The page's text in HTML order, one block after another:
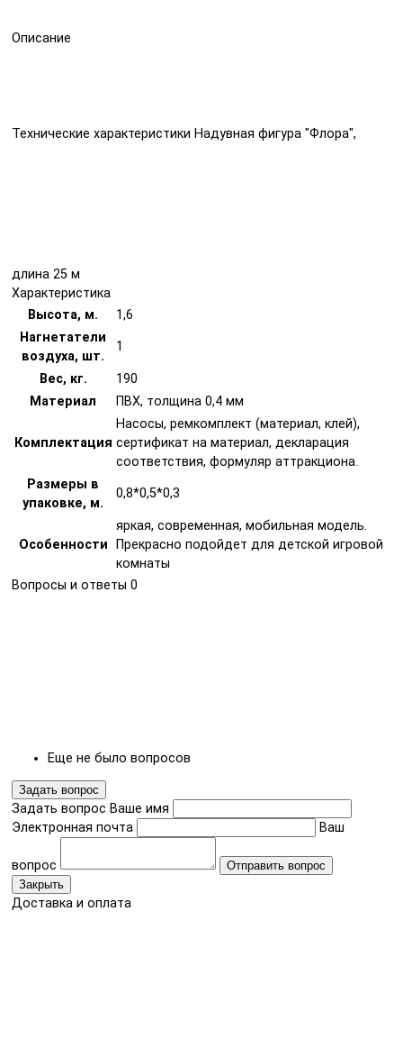
Описание
Технические характеристики Надувная фигура "Флора",
длина 25 м
Характеристика
Высота, м.
1,6
Нагнетатели
воздуха, шт.
1
Вес, кг.
190
Материал
ПВХ, толщина 0,4 мм
Комплектация
Насосы, ремкомплект (материал, клей),
сертификат на материал, декларация
соответствия, формуляр аттракциона.
Размеры в
упаковке, м.
0,8*0,5*0,3
Особенности
яркая, современная, мобильная модель.
Прекрасно подойдет для детской игровой
комнаты
Вопросы и ответы 0
Еще не было вопросов
Задать вопрос
Задать вопрос Ваше имя
Электронная почта
Ваш
вопрос
Отправить вопрос
Закрыть
Доставка и оплата